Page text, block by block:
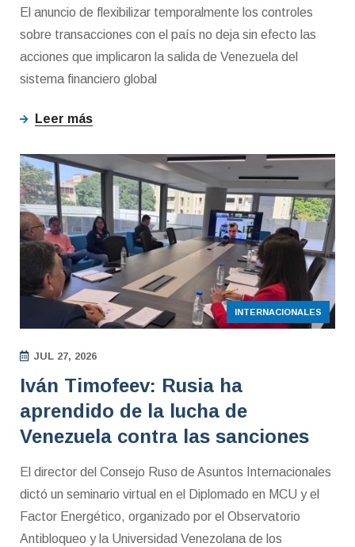
El anuncio de flexibilizar temporalmente los controles
sobre transacciones con el país no deja sin efecto las
acciones que implicaron la salida de Venezuela del
sistema financiero global
Leer más
INTERNACIONALES
JUL 27, 2026
Iván Timofeev: Rusia ha
aprendido de la lucha de
Venezuela contra las sanciones
El director del Consejo Ruso de Asuntos Internacionales
dictó un seminario virtual en el Diplomado en MCU y el
Factor Energético, organizado por el Observatorio
Antibloqueo y la Universidad Venezolana de los